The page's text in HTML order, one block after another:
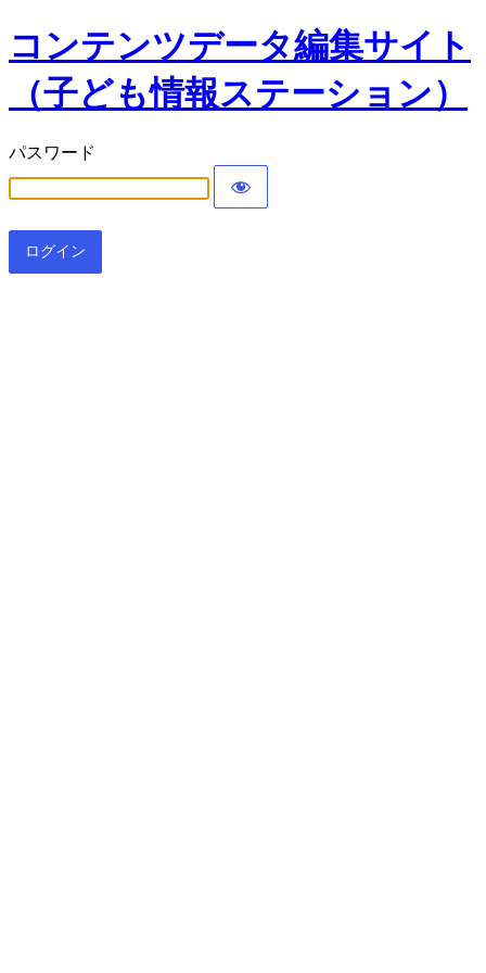
コンテンツデータ編集サイト
（子ども情報ステーション）
パスワード